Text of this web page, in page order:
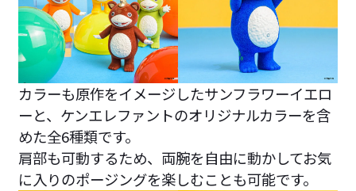
カラーも原作をイメージしたサンフラワーイエロ
ーと、ケンエレファントのオリジナルカラーを含
めた全6種類です。
肩部も可動するため、両腕を自由に動かしてお気
に入りのポージングを楽しむことも可能です。